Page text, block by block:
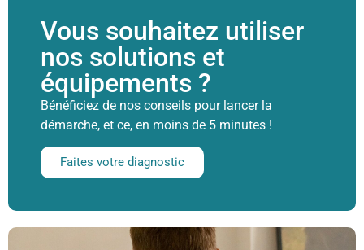
Vous souhaitez utiliser
nos solutions et
équipements ?
Bénéficiez de nos conseils pour lancer la
démarche, et ce, en moins de 5 minutes !
Faites votre diagnostic